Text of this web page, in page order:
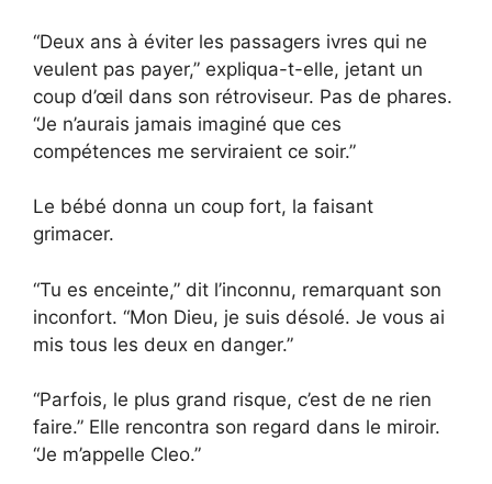
“Deux ans à éviter les passagers ivres qui ne
veulent pas payer,” expliqua-t-elle, jetant un
coup d’œil dans son rétroviseur. Pas de phares.
“Je n’aurais jamais imaginé que ces
compétences me serviraient ce soir.”
Le bébé donna un coup fort, la faisant
grimacer.
“Tu es enceinte,” dit l’inconnu, remarquant son
inconfort. “Mon Dieu, je suis désolé. Je vous ai
mis tous les deux en danger.”
“Parfois, le plus grand risque, c’est de ne rien
faire.” Elle rencontra son regard dans le miroir.
“Je m’appelle Cleo.”